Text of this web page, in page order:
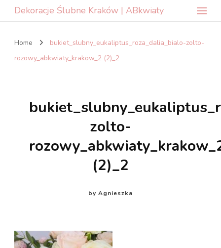
Dekoracje Ślubne Kraków | ABkwiaty
Home
bukiet_slubny_eukaliptus_roza_dalia_bialo-zolto-
rozowy_abkwiaty_krakow_2 (2)_2
zolto-
(2)_2
by Agnieszka